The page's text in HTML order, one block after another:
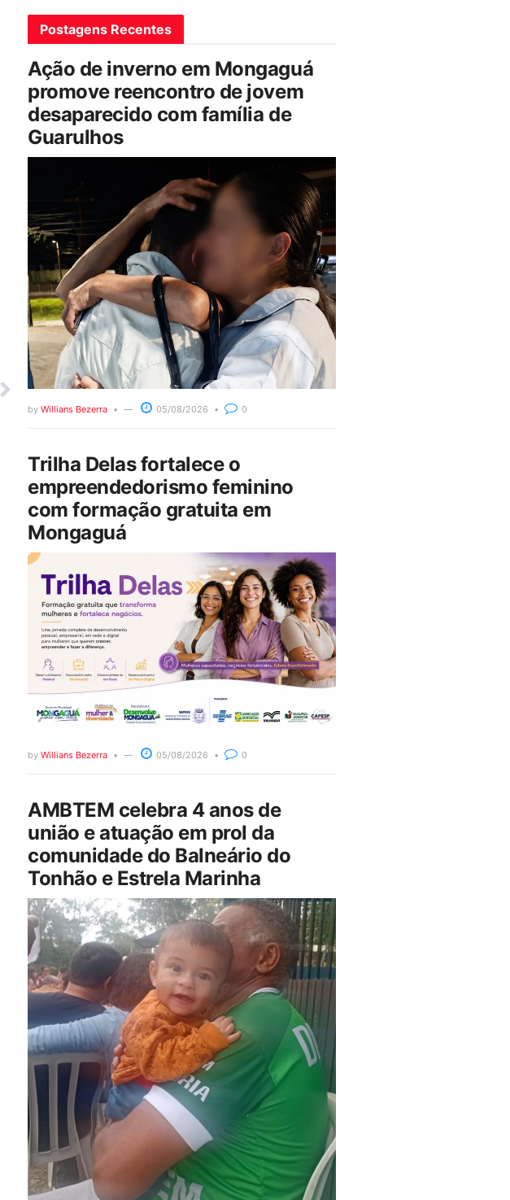
Postagens Recentes
Ação de inverno em Mongaguá
promove reencontro de jovem
desaparecido com família de
Guarulhos
by Willians Bezerra 05/08/2026 0
Trilha Delas fortalece o
empreendedorismo feminino
com formação gratuita em
Mongaguá
by Willians Bezerra 05/08/2026 0
AMBTEM celebra 4 anos de
união e atuação em prol da
comunidade do Balneário do
Tonhão e Estrela Marinha